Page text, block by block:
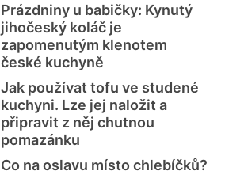
Prázdniny u babičky: Kynutý
jihočeský koláč je
zapomenutým klenotem
české kuchyně
Jak používat tofu ve studené
kuchyni. Lze jej naložit a
připravit z něj chutnou
pomazánku
Co na oslavu místo chlebíčků?